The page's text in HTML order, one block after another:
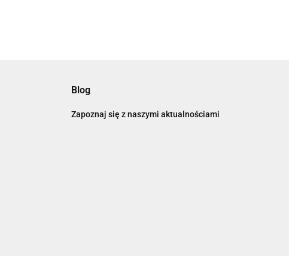
Blog
Zapoznaj się z naszymi aktualnościami